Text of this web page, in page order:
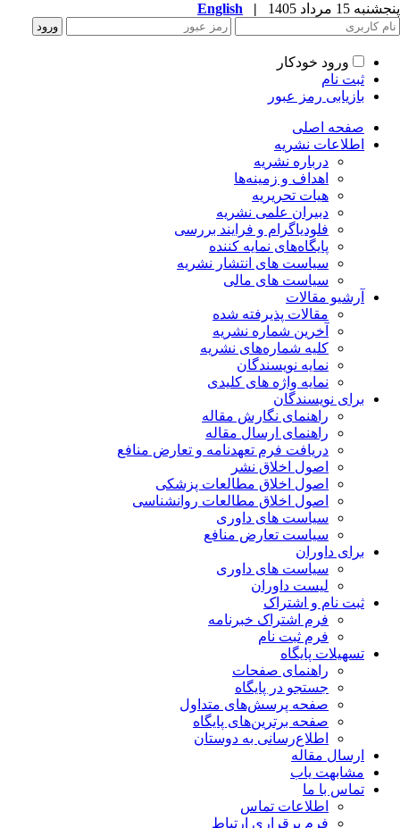
15 مرداد 1405 |
English
ورود خودکار
ثبت نام
بازیابی رمز عبور
صفحه اصلی
اطلاعات نشریه
درباره نشریه
اهداف و زمینه‌ها
هیات تحریریه
دبیران علمی نشریه
فلودیاگرام و فرایند بررسی
پایگاه‌های نمایه کننده
سیاست های انتشار نشریه
سیاست های مالی
آرشیو مقالات
مقالات پذیرفته شده
آخرین شماره نشریه
کلیه شماره‌های نشریه
نمایه نویسندگان
نمایه واژه های کلیدی
برای نویسندگان
راهنمای نگارش مقاله
راهنمای ارسال مقاله
دریافت فرم تعهدنامه و تعارض منافع
اصول اخلاق نشر
اصول اخلاق مطالعات پزشکی
اصول اخلاق مطالعات روانشناسی
سیاست های داوری
سیاست تعارض منافع
برای داوران
سیاست های داوری
لیست داوران
ثبت نام و اشتراک
فرم اشتراک خبرنامه
فرم ثبت نام
تسهیلات پایگاه
راهنمای صفحات
جستجو در پایگاه
صفحه پرسش‌های متداول
صفحه برترین‌های پایگاه
اطلاع‌رسانی به دوستان
ارسال مقاله
مشابهت یاب
تماس با ما
اطلاعات تماس
فرم برقراری ارتباط